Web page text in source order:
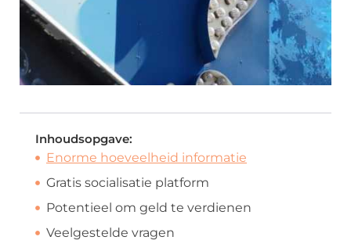
Inhoudsopgave:
Enorme hoeveelheid informatie
Gratis socialisatie platform
Potentieel om geld te verdienen
Veelgestelde vragen